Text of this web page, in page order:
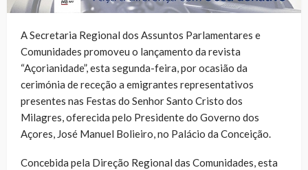
A Secretaria Regional dos Assuntos Parlamentares e
Comunidades promoveu o lançamento da revista
“Açorianidade”, esta segunda-feira, por ocasião da
cerimónia de receção a emigrantes representativos
presentes nas Festas do Senhor Santo Cristo dos
Milagres, oferecida pelo Presidente do Governo dos
Açores, José Manuel Bolieiro, no Palácio da Conceição.
Concebida pela Direção Regional das Comunidades, esta